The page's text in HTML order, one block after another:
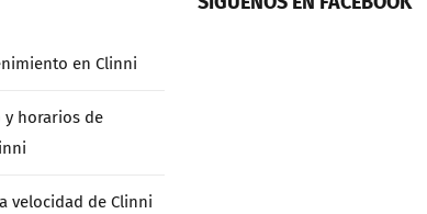
en Clinni
y horarios de
velocidad de Clinni